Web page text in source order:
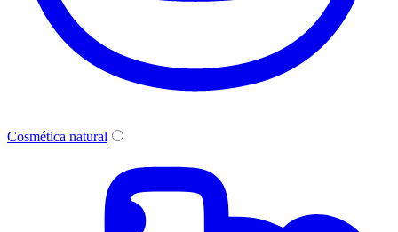
Cosmética natural